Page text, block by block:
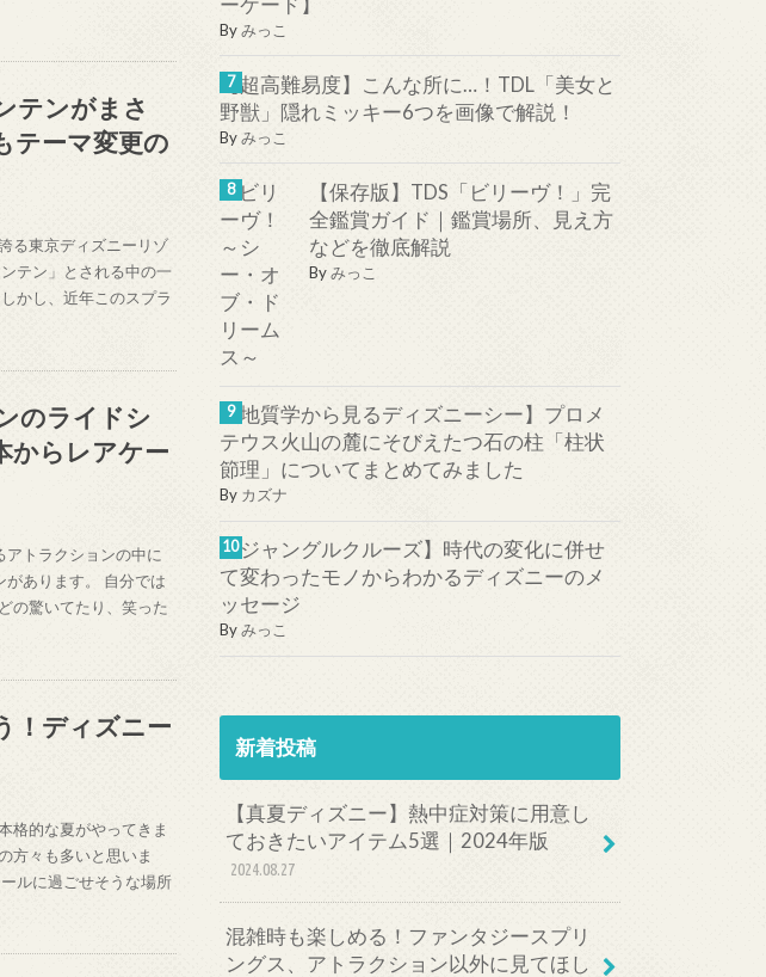
テンがまさ
テーマ変更の
る東京ディズニーリゾ
テン」とされる中の一
かし、近年このスプラ
のライドシ
からレアケー
トラクションの中に
あります。 自分では
の驚いてたり、笑った
！ディズニー
格的な夏がやってきま
方々も多いと思いま
ルに過ごせそうな場所
Byみっこ
【超高難易度】こんな所に…！TDL「美女と
野獣」隠れミッキー6つを画像で解説！
Byみっこ
【保存版】TDS「ビリーヴ！」完
全鑑賞ガイド｜鑑賞場所、見え方
などを徹底解説
Byみっこ
【地質学から見るディズニーシー】プロメ
テウス火山の麓にそびえたつ石の柱「柱状
節理」についてまとめてみました
By カズナ
【ジャングルクルーズ】時代の変化に併せ
て変わったモノからわかるディズニーのメ
ッセージ
Byみっこ
新着投稿
【真夏ディズニー】熱中症対策に用意し
ておきたいアイテム5選｜2024年版
2024.08.27
混雑時も楽しめる！ファンタジースプリ
ングス、アトラクション以外に見てほし